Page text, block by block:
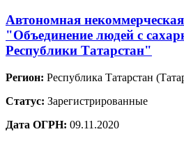
Автономная
"Объединение людей с
Республики Татарстан"
Регион: Республика Татарстан
Статус: Зарегистрированные
Дата ОГРН: 09.11.2020